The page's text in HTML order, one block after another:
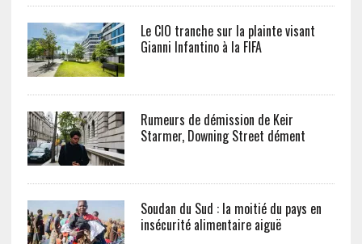
Le CIO tranche sur la plainte visant
Gianni Infantino à la FIFA
Rumeurs de démission de Keir
Starmer, Downing Street dément
Soudan du Sud : la moitié du pays en
insécurité alimentaire aiguë